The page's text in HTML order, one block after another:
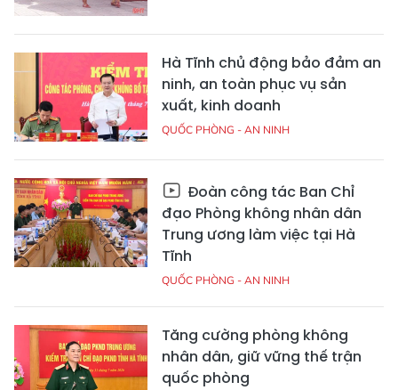
Hà Tĩnh chủ động bảo đảm an
ninh, an toàn phục vụ sản
xuất, kinh doanh
QUỐC PHÒNG - AN NINH
Đoàn công tác Ban Chỉ
đạo Phòng không nhân dân
Trung ương làm việc tại Hà
Tĩnh
QUỐC PHÒNG - AN NINH
Tăng cường phòng không
nhân dân, giữ vững thế trận
quốc phòng